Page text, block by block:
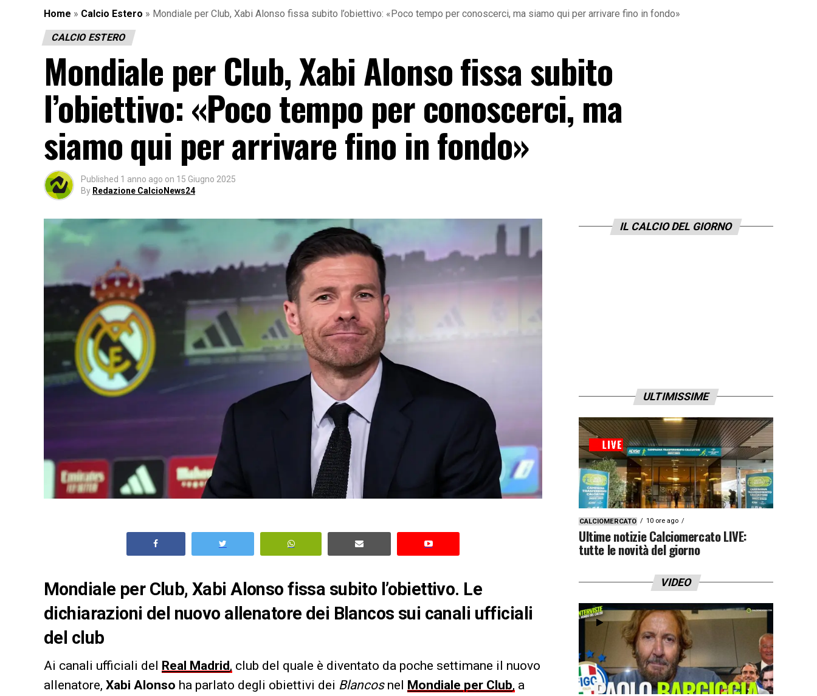
Home » Calcio Estero » Mondiale per Club, Xabi Alonso fissa subito l’obiettivo: «Poco tempo per conoscerci, ma siamo qui per arrivare fino in fondo»
CALCIO ESTERO
Mondiale per Club, Xabi Alonso fissa subito
l’obiettivo: «Poco tempo per conoscerci, ma
siamo qui per arrivare fino in fondo»
Published 1 anno ago on 15 Giugno 2025
By Redazione CalcioNews24
Mondiale per Club, Xabi Alonso fissa subito l’obiettivo. Le
dichiarazioni del nuovo allenatore dei Blancos sui canali ufficiali
del club
Ai canali ufficiali del Real Madrid, club del quale è diventato da poche settimane il nuovo
allenatore, Xabi Alonso ha parlato degli obiettivi dei Blancosnel Mondiale per Club, a
IL CALCIO DEL GIORNO
ULTIMISSIME
CALCIOMERCATO 10 ore ago
Ultime notizie Calciomercato LIVE:
tutte le novità del giorno
VIDEO